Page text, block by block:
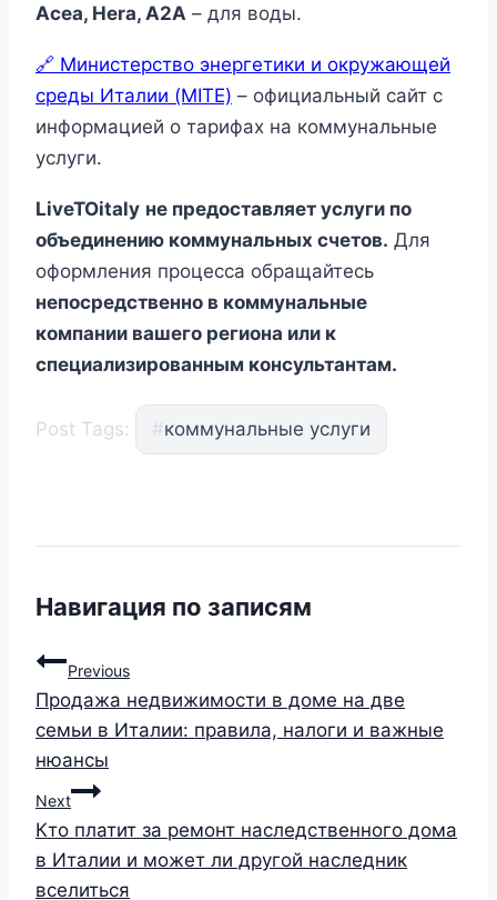
Acea, Hera, A2A – для воды.
🔗 Министерство энергетики и окружающей
среды Италии (MITE) – официальный сайт с
информацией о тарифах на коммунальные
услуги.
LiveTOitaly не предоставляет услуги по
объединению коммунальных счетов. Для
оформления процесса обращайтесь
непосредственно в коммунальные
компании вашего региона или к
специализированным консультантам.
Post Tags: #коммунальные услуги
Навигация по записям
Previous
Продажа недвижимости в доме на две
семьи в Италии: правила, налоги и важные
нюансы
Next
Кто платит за ремонт наследственного дома
в Италии и может ли другой наследник
вселиться